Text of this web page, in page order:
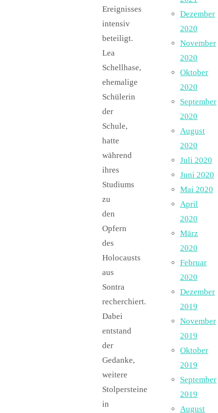
Ereignisses
intensiv
beteiligt.
Lea
Schellhase,
ehemalige
Schülerin
der
Schule,
hatte
während
ihres
Studiums
zu
den
Opfern
des
Holocausts
aus
Sontra
recherchiert.
Dabei
entstand
der
Gedanke,
weitere
Stolpersteine
in
Dezember
2020
November
2020
Oktober
2020
September
2020
August
2020
Juli 2020
Juni 2020
Mai 2020
April
2020
März
2020
Februar
2020
Dezember
2019
November
2019
Oktober
2019
September
2019
August